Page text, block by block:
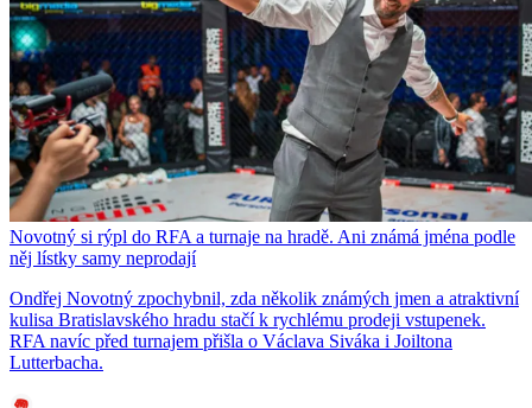
Novotný si rýpl do RFA a turnaje na hradě. Ani známá jména podle
něj lístky samy neprodají
Ondřej Novotný zpochybnil, zda několik známých jmen a atraktivní
kulisa Bratislavského hradu stačí k rychlému prodeji vstupenek.
RFA navíc před turnajem přišla o Václava Siváka i Joiltona
Lutterbacha.